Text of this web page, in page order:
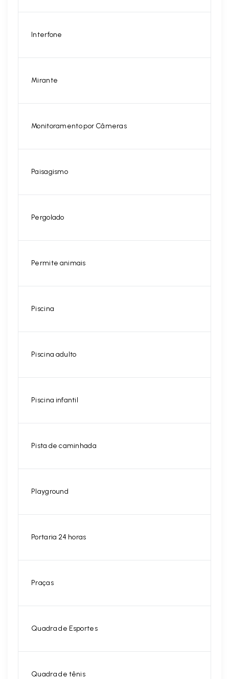
Interfone
Mirante
Monitoramento por Câmeras
Paisagismo
Pergolado
Permite animais
Piscina
Piscina adulto
Piscina infantil
Pista de caminhada
Playground
Portaria 24 horas
Praças
Quadra de Esportes
Quadra de tênis